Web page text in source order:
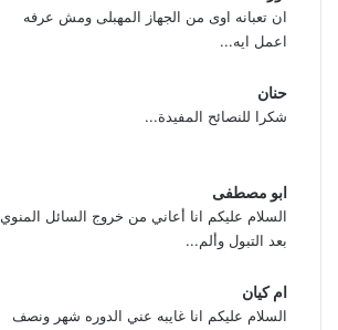
ان تعبانه اوى من الجهاز المهبلى ومش عرفه
اعمل ايه...
حنان
شكرا للنصائح المفيدة...
ابو مصطفى
السلام عليكم انا أعاني من خروج السائل المنوي
بعد التبول وألم...
ام كيان
السلام عليكم انا غايبه عني الدوره شهر ونصف